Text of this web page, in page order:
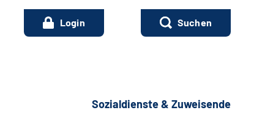
Login Suchen
Sozialdienste & Zuweisende